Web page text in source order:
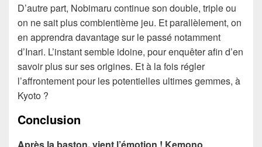
D’autre part, Nobimaru continue son double, triple ou
on ne sait plus combientième jeu. Et parallèlement, on
en apprendra davantage sur le passé notamment
d’Inari. L’instant semble idoine, pour enquêter afin d’en
savoir plus sur ses origines. Et à la fois régler
l’affrontement pour les potentielles ultimes gemmes, à
Kyoto ?
Conclusion